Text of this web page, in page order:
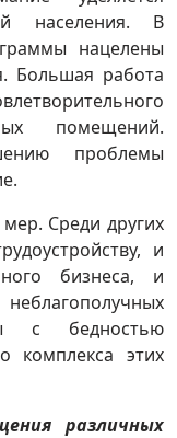
населения. В
нацелены
Большая работа
помещений.
проблемы
Среди других
и
бизнеса, и
с бедностью
комплекса этих
различных